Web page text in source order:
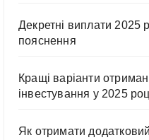
Декретні виплати 2025
пояснення
Кращі варіанти
інвестування у 2025
Як отримати додатковий